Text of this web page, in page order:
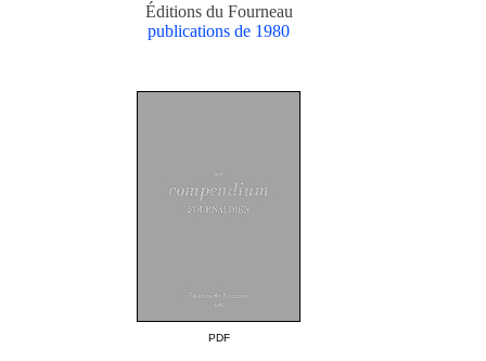
Éditions du Fourneau
publications de 1980
PDF